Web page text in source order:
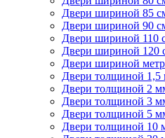
Двери шириной 85
Двери шириной 90
Двери шириной 110
Двери шириной 120
Двери шириной метр
Двери толщиной 1,5
Двери толщиной 2
Двери толщиной 3
Двери толщиной 5
Двери толщиной 10